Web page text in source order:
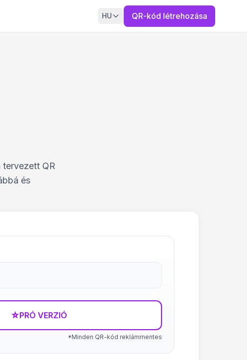
HU QR-kód létrehozása
QR
és
☆PRÓ VERZIÓ
*Minden QR-kód reklámmentes